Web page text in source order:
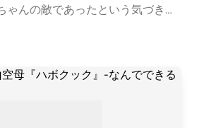
ゃんの敵であったという気づき、
女のお菓子づくりに似ている
しく語りました。リスナーからの